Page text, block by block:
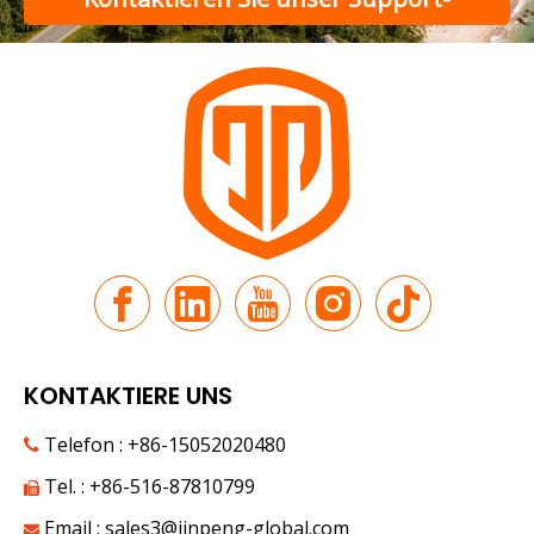
Eine vollständige Anleitung zum Kauf eines
Team
KONTAKTIERE UNS
 Telefon : +86-15052020480
 Tel. : +86-516-87810799
 Email : sales3@jinpeng-global.com